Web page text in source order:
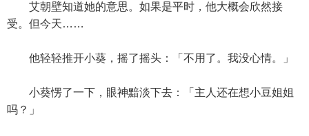
艾朝壁知道她的意思。如果是平时，他大概会欣然接
受。但今天……
他轻轻推开小葵，摇了摇头：「不用了。我没心情。」
小葵愣了一下，眼神黯淡下去：「主人还在想小豆姐姐
吗？」